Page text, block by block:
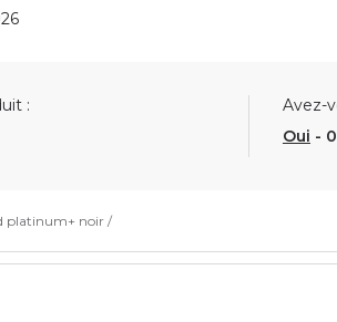
:
Avez-
Oui - 0
platinum+ noir /